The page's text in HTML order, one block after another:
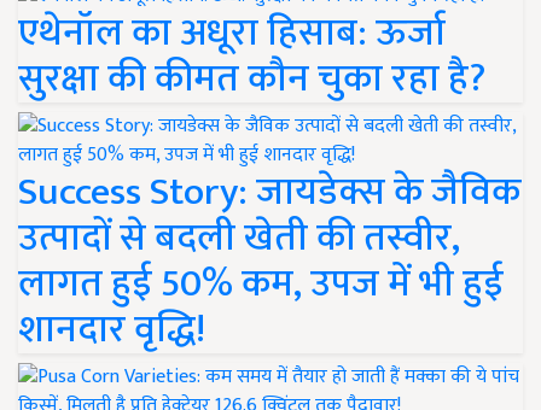
एथेनॉल का अधूरा हिसाब: ऊर्जा
सुरक्षा की कीमत कौन चुका रहा है?
Success Story: जायडेक्स के जैविक
उत्पादों से बदली खेती की तस्वीर,
लागत हुई 50% कम, उपज में भी हुई
शानदार वृद्धि!